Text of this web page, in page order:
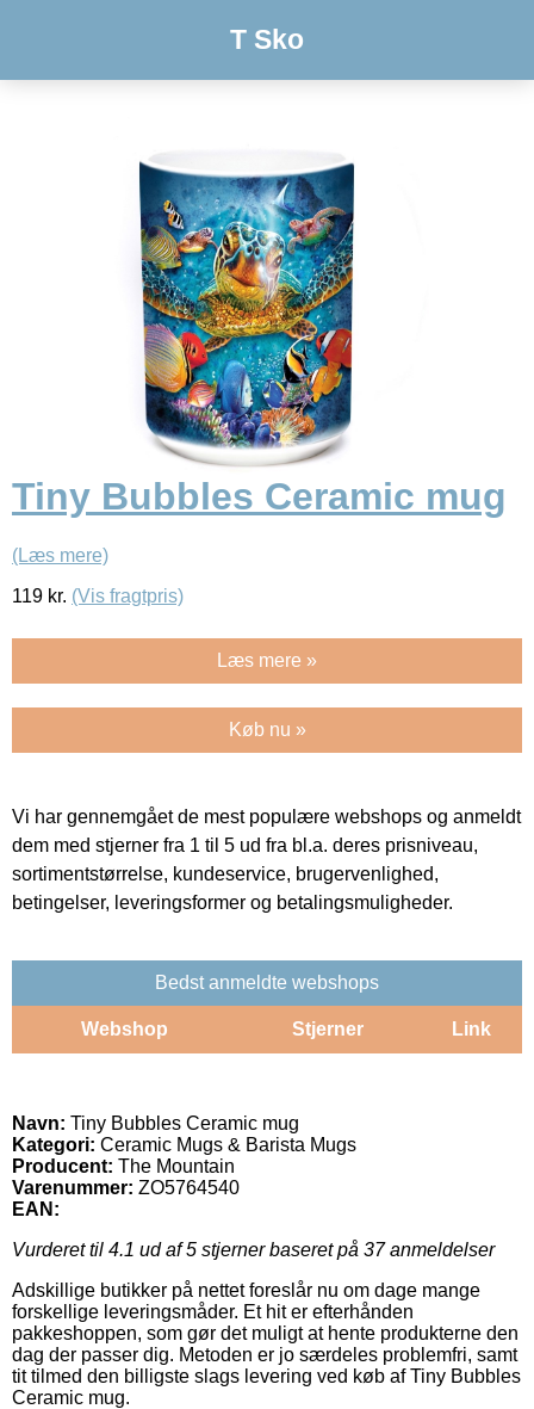
T Sko
Tiny Bubbles Ceramic mug
(Læs mere)
119 kr. (Vis fragtpris)
Læs mere »
Køb nu »
Vi har gennemgået de mest populære webshops og anmeldt
dem med stjerner fra 1 til 5 ud fra bl.a. deres prisniveau,
sortimentstørrelse, kundeservice, brugervenlighed,
betingelser, leveringsformer og betalingsmuligheder.
Bedst anmeldte webshops
Webshop Stjerner Link
Navn: Tiny Bubbles Ceramic mug
Kategori: Ceramic Mugs & Barista Mugs
Producent: The Mountain
Varenummer: ZO5764540
EAN:
Vurderet til 4.1 ud af 5 stjerner baseret på 37anmeldelser
Adskillige butikker på nettet foreslår nu om dage mange
forskellige leveringsmåder. Et hit er efterhånden
pakkeshoppen, som gør det muligt at hente produkterne den
dag der passer dig. Metoden er jo særdeles problemfri, samt
tit tilmed den billigste slags levering ved køb af Tiny Bubbles
Ceramic mug.